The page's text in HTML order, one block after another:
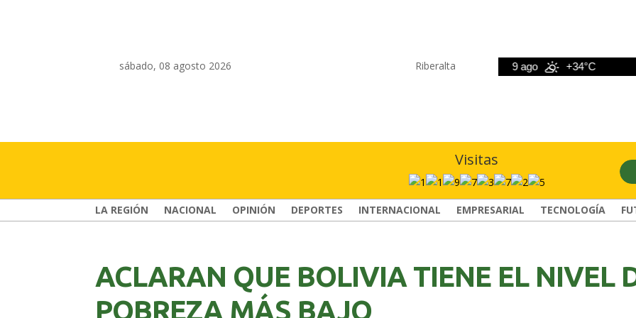
sábado, 08 agosto 2026 Riberalta
+33°C 9 ago +34°C
Visitas
LA REGIÓN NACIONAL OPINIÓN DEPORTES INTERNACIONAL EMPRESARIAL TECNOLOGÍA
ACLARAN QUE BOLIVIA TIENE EL NIVEL
POBREZA MÁS BAJO